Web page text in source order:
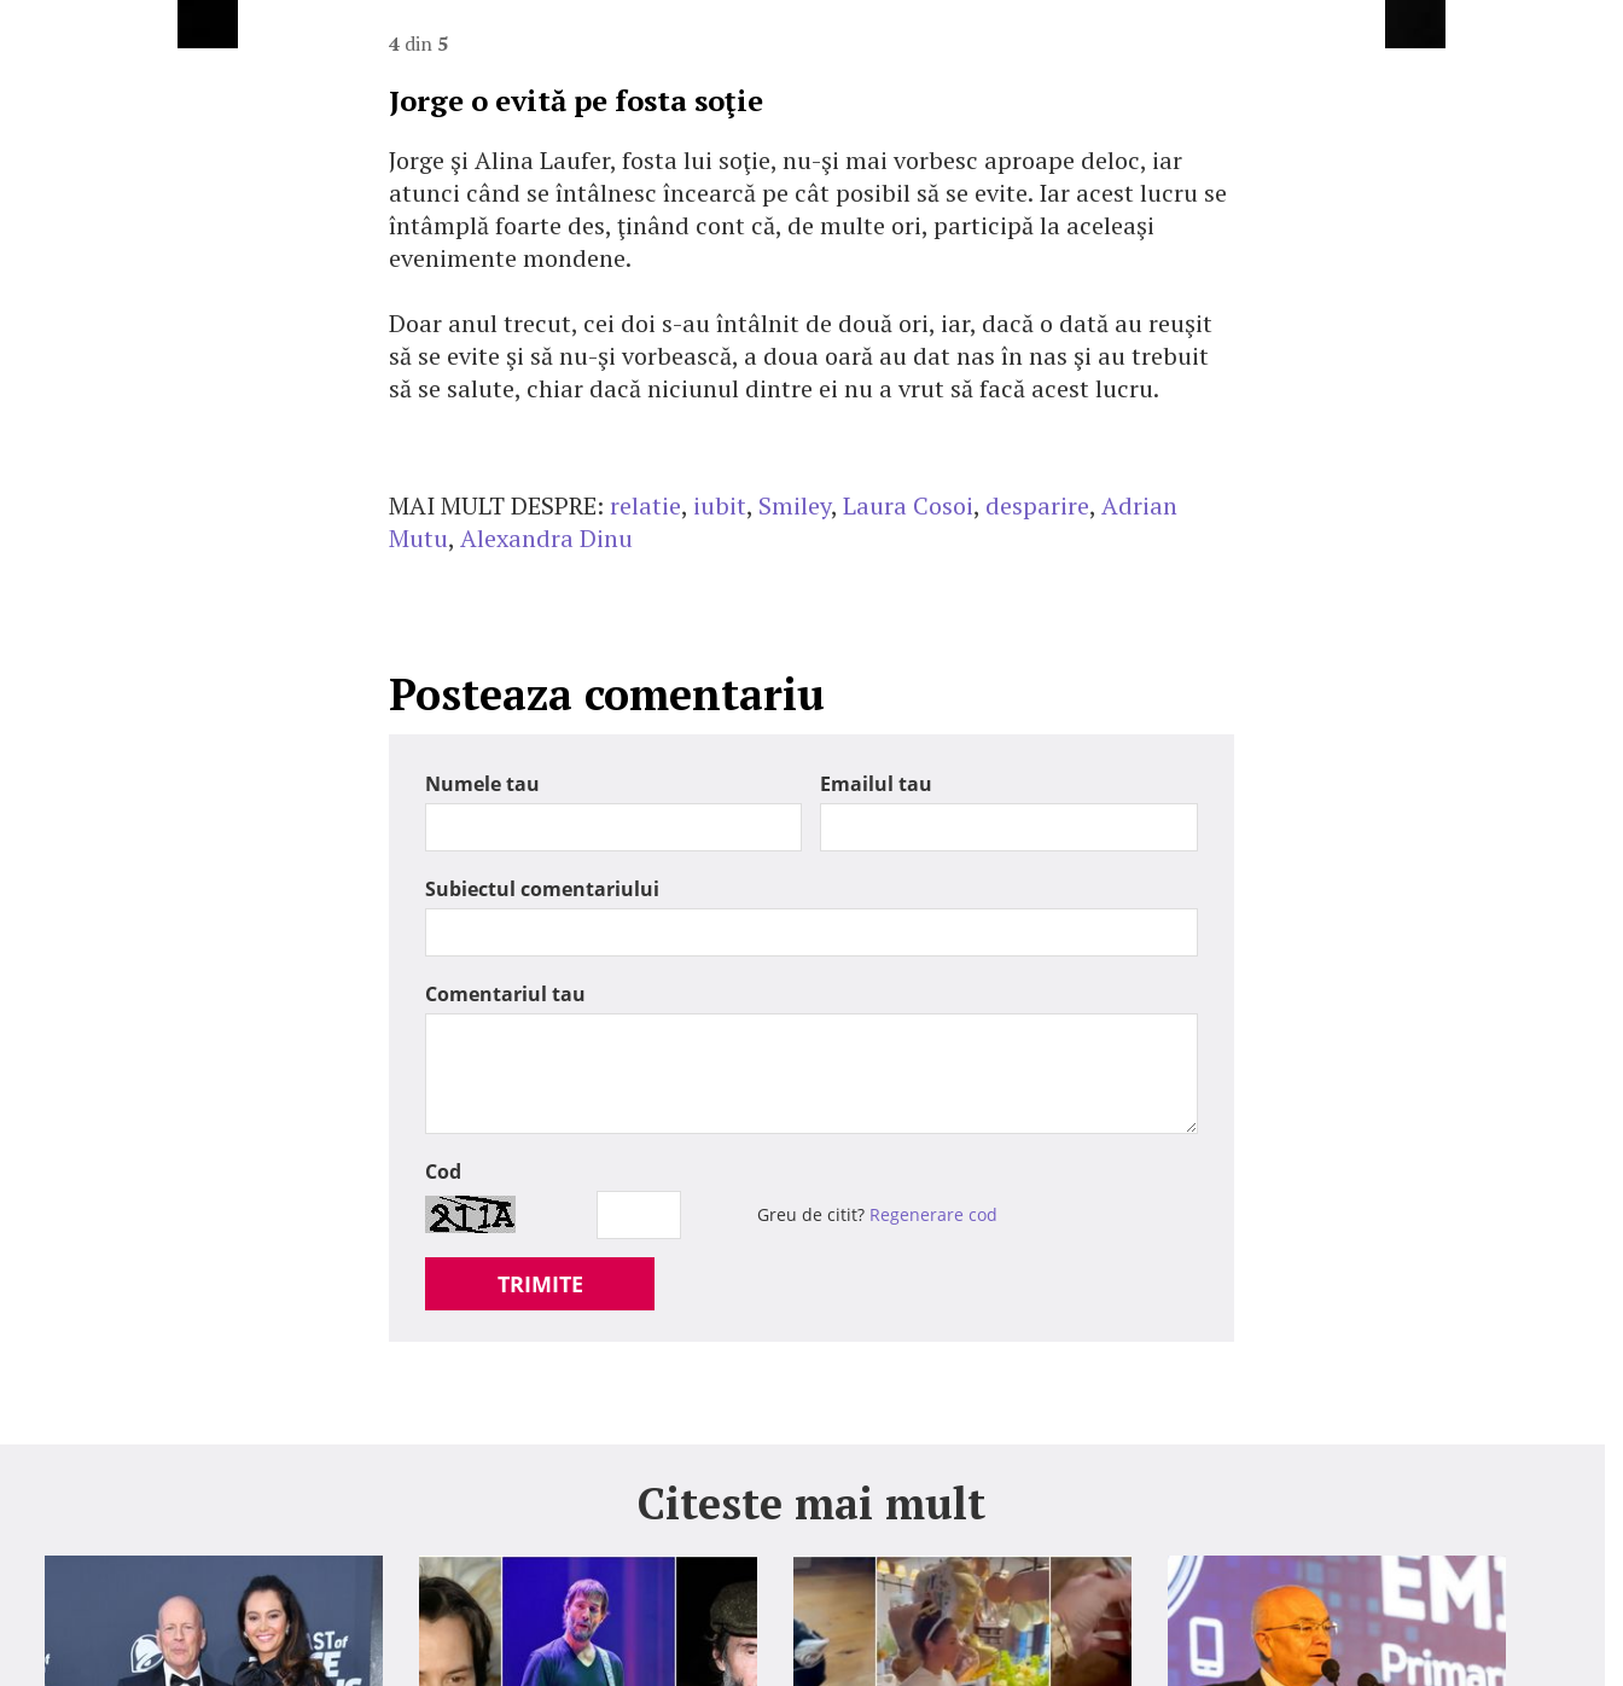
4 din 5
Jorge o evită pe fosta soţie
Jorge şi Alina Laufer, fosta lui soţie, nu-şi mai vorbesc aproape deloc, iar
atunci când se întâlnesc încearcă pe cât posibil să se evite. Iar acest lucru se
întâmplă foarte des, ţinând cont că, de multe ori, participă la aceleaşi
evenimente mondene.
Doar anul trecut, cei doi s-au întâlnit de două ori, iar, dacă o dată au reuşit
să se evite şi să nu-şi vorbească, a doua oară au dat nas în nas şi au trebuit
să se salute, chiar dacă niciunul dintre ei nu a vrut să facă acest lucru.
MAI MULT DESPRE: relatie, iubit, Smiley, Laura Cosoi, desparire, Adrian
Mutu, Alexandra Dinu
Posteaza comentariu
Numele tau Emailul tau
Subiectul comentariului
Comentariul tau
Cod
Greu de citit? Regenerare cod
TRIMITE
Citeste mai mult